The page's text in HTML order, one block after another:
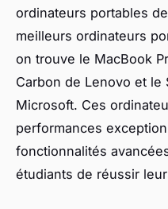
ordinateurs portables
meilleurs ordinateurs
on trouve le MacBook
Carbon de Lenovo et le
Microsoft. Ces
performances
fonctionnalités
étudiants de réussir